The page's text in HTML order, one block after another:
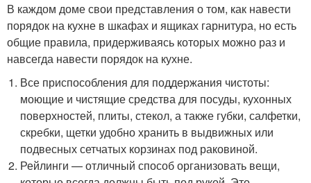
В каждом доме свои представления о том, как навести
порядок на кухне в шкафах и ящиках гарнитура, но есть
общие правила, придерживаясь которых можно раз и
навсегда навести порядок на кухне.
Все приспособления для поддержания чистоты:
моющие и чистящие средства для посуды, кухонных
поверхностей, плиты, стекол, а также губки, салфетки,
скребки, щетки удобно хранить в выдвижных или
подвесных сетчатых корзинах под раковиной.
Рейлинги — отличный способ организовать вещи,